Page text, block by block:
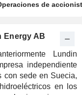
de
Energy AB
Lundin
independiente
con sede en Suecia,
en los